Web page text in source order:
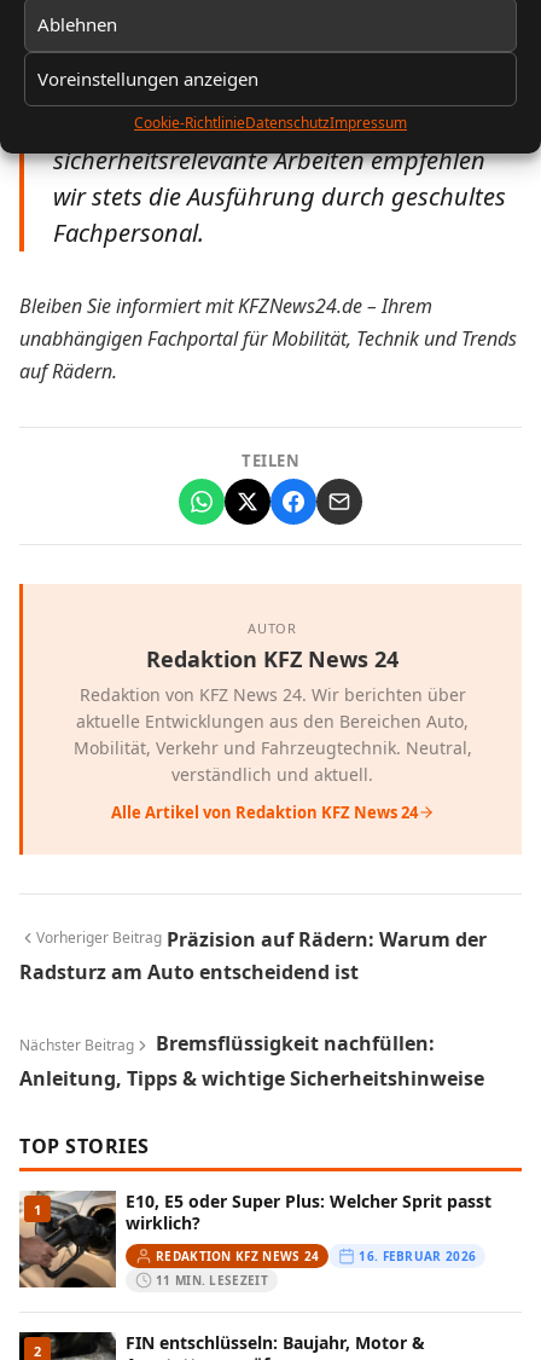
Ablehnen
Voreinstellungen anzeigen
Cookie-RichtlinieDatenschutzImpressum
Mit diesem Wissen lässt sich nicht nur viel Zeit,
sondern oft auch bares Geld sparen.
Alle Angaben ohne Gewähr. Für
sicherheitsrelevante Arbeiten empfehlen
wir stets die Ausführung durch geschultes
Fachpersonal.
Bleiben Sie informiert mit KFZNews24.de – Ihrem
unabhängigen Fachportal für Mobilität, Technik und Trends
auf Rädern.
TEILEN
AUTOR
Redaktion KFZ News 24
Redaktion von KFZ News 24. Wir berichten über
aktuelle Entwicklungen aus den Bereichen Auto,
Mobilität, Verkehr und Fahrzeugtechnik. Neutral,
verständlich und aktuell.
Alle Artikel von Redaktion KFZ News 24
Vorheriger Beitrag Präzision auf Rädern: Warum der
Radsturz am Auto entscheidend ist
Nächster Beitrag
Bremsflüssigkeit nachfüllen:
Anleitung, Tipps & wichtige Sicherheitshinweise
TOP STORIES
1
E10, E5 oder Super Plus: Welcher Sprit passt
wirklich?
REDAKTION KFZ NEWS 24
16. FEBRUAR 2026
11 MIN. LESEZEIT
2
FIN entschlüsseln: Baujahr, Motor &